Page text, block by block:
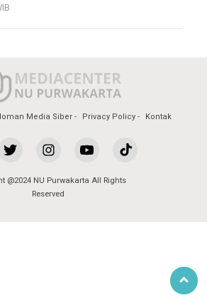
Media Siber Privacy Policy Kontak
@2024 NU Purwakarta All Rights
Reserved